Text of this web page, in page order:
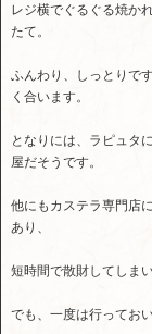
レジ横でぐるぐる焼か
たて。
ふんわり、しっとりで
く合います。
となりには、ラピュタ
屋だそうです。
他にもカステラ専門店
あり、
短時間で散財してしまい
でも、一度は行ってお